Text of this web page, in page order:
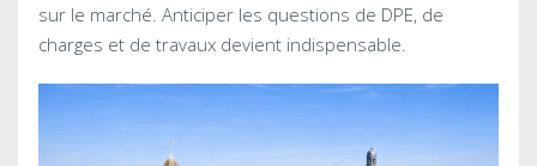
sur le marché. Anticiper les questions de DPE, de
charges et de travaux devient indispensable.